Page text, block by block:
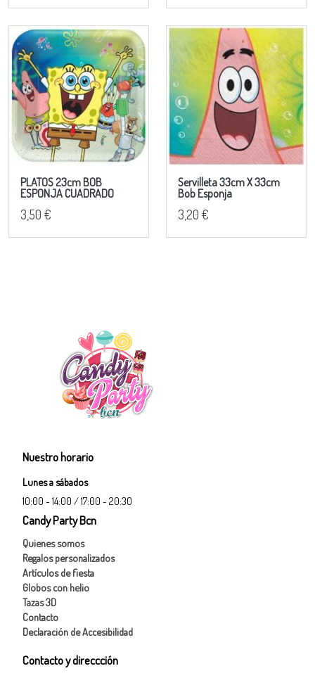
PLATOS 23cm BOB
ESPONJA CUADRADO
3,50 €
Servilleta 33cm X 33cm
Bob Esponja
3,20 €
Nuestro horario
Lunes a sábados
10:00 - 14:00 / 17:00 - 20:30
Candy Party Bcn
Quienes somos
Regalos personalizados
Artículos de fiesta
Globos con helio
Tazas 3D
Contacto
Declaración de Accesibilidad
Contacto y direccción